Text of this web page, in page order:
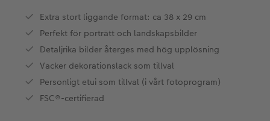
Förstoring med karta
Fotopapper med plakatlist
Fotocollage
Fyll-själv-presentask
Mobilskal
Husdjur
Kort med insticksbild
Placeringskort
Menyer
Extra stort liggande format: ca 38 x 29 cm
Perfekt för porträtt och landskapsbilder
Detaljrika bilder återges med hög upplösning
Vacker dekorationslack som tillval
Personligt etui som tillval (i vårt fotoprogram)
FSC®-certifierad